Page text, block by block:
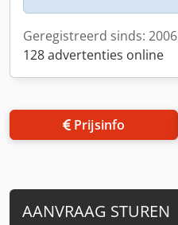
Geregistreerd sinds: 2006
128 advertenties online
Prijsinfo
AANVRAAG STUREN